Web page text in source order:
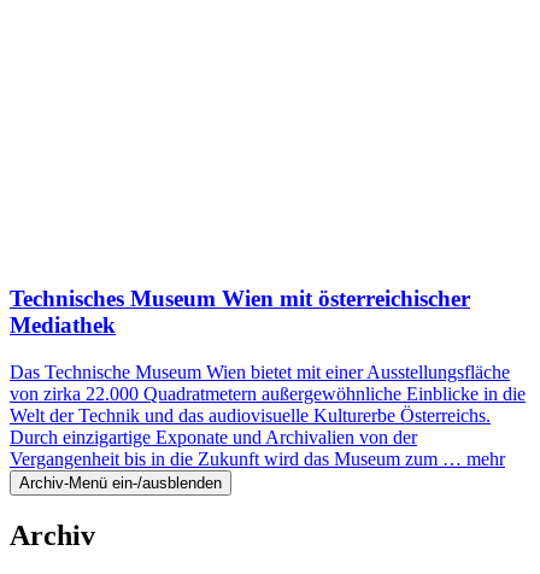
Technisches Museum Wien mit österreichischer
Mediathek
Das Technische Museum Wien bietet mit einer Ausstellungsfläche
von zirka 22.000 Quadratmetern außergewöhnliche Einblicke in die
Welt der Technik und das audiovisuelle Kulturerbe Österreichs.
Durch einzigartige Exponate und Archivalien von der
Vergangenheit bis in die Zukunft wird das Museum zum … mehr
Archiv-Menü ein-/ausblenden
Archiv